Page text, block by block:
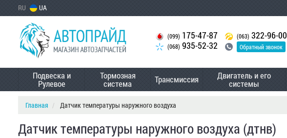
RU UA
(099) 175-47-87
(068) 935-52-32
(063) 322-96-00
Обратный звонок
Подвеска и
Рулевое
Тормозная
система Трансмиссия Двигатель и его
системы
Главная Датчик температуры наружного воздуха
Датчик температуры наружного воздуха (дтнв)